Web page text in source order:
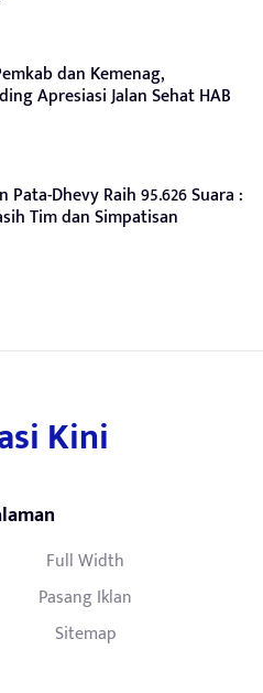
dan Kemenag,
Apresiasi Jalan Sehat HAB
Pata-Dhevy Raih 95.626 Suara :
Tim dan Simpatisan
Kini
Full Width
Pasang Iklan
Sitemap